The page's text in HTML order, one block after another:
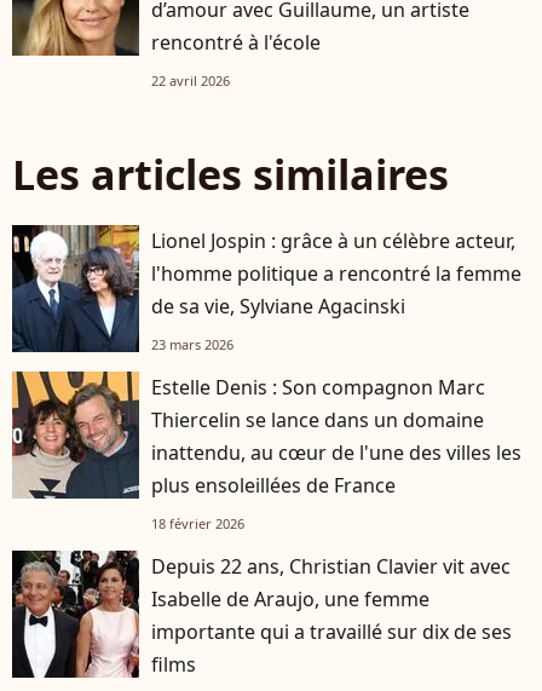
d’amour avec Guillaume, un artiste
rencontré à l'école
22 avril 2026
Les articles similaires
Lionel Jospin : grâce à un célèbre acteur,
l'homme politique a rencontré la femme
de sa vie, Sylviane Agacinski
23 mars 2026
Estelle Denis : Son compagnon Marc
Thiercelin se lance dans un domaine
inattendu, au cœur de l'une des villes les
plus ensoleillées de France
18 février 2026
Depuis 22 ans, Christian Clavier vit avec
Isabelle de Araujo, une femme
importante qui a travaillé sur dix de ses
films